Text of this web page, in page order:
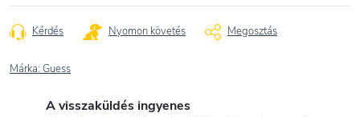
Kérdés Nyomon követés Megosztás
Márka: Guess
A visszaküldés ingyenes